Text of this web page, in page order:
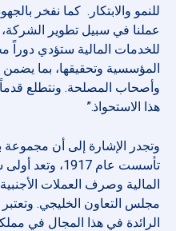
للنمو والابتكار. كما نفخر
عملنا في سبيل تطوير الشركة،
للخدمات المالية ستؤدي دوراً
المؤسسية وتحقيقها، بما يضمن
وأصحاب المصلحة. ونتطلع قدماً
هذا الاستحواذ.”
وتجدر الإشارة إلى أن
تأسست عام
المالية وصرف العملات
مجلس التعاون الخليجي.
الرائدة في هذا المجال في